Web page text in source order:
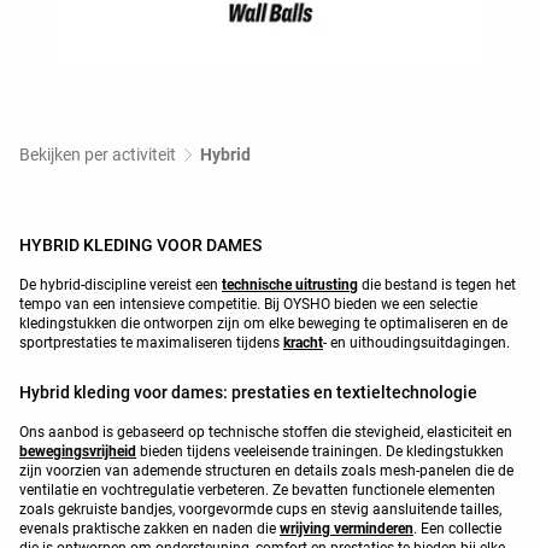
Bekijken per activiteit Hybrid
HYBRID KLEDING VOOR DAMES
De hybrid-discipline vereist een technische uitrusting die bestand is tegen het
tempo van een intensieve competitie. Bij OYSHO bieden we een selectie
kledingstukken die ontworpen zijn om elke beweging te optimaliseren en de
sportprestaties te maximaliseren tijdens kracht- en uithoudingsuitdagingen.
Hybrid kleding voor dames: prestaties en textieltechnologie
Ons aanbod is gebaseerd op technische stoffen die stevigheid, elasticiteit en
bewegingsvrijheid bieden tijdens veeleisende trainingen. De kledingstukken
zijn voorzien van ademende structuren en details zoals mesh-panelen die de
ventilatie en vochtregulatie verbeteren. Ze bevatten functionele elementen
zoals gekruiste bandjes, voorgevormde cups en stevig aansluitende tailles,
evenals praktische zakken en naden die wrijving verminderen. Een collectie